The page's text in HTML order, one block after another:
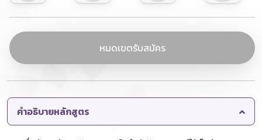
คำอธิบายหลักสูตร
หมดเขตรับสมัคร